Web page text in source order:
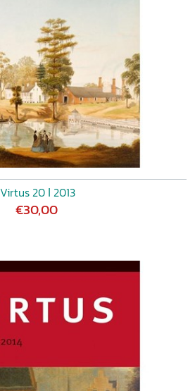
Virtus 20 ǀ 2013
€30,00